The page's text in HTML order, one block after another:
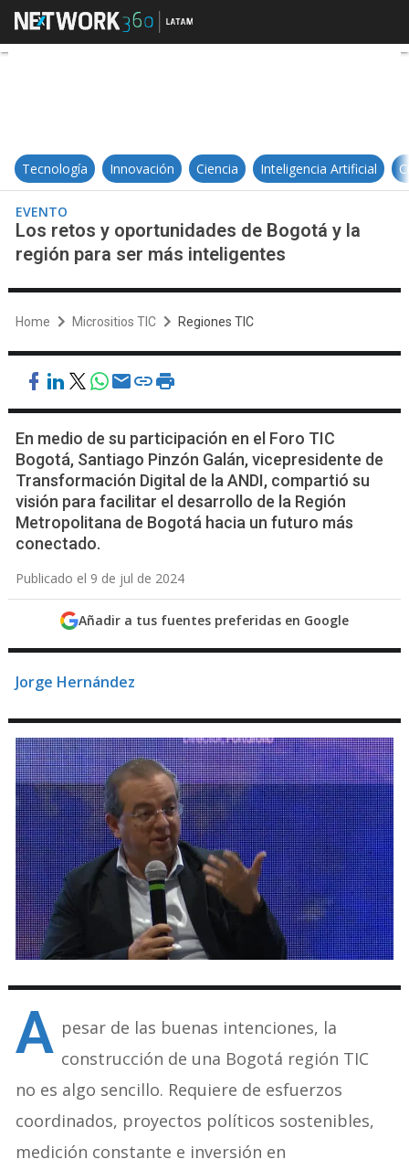
Los retos y oportunidades de
Tecnología Innovación Ciencia Inteligencia Artificial
EVENTO
Los retos y oportunidades de Bogotá y la
región para ser más inteligentes
Home Micrositios TIC Regiones TIC
En medio de su participación en el Foro TIC
Bogotá, Santiago Pinzón Galán, vicepresidente de
Transformación Digital de la ANDI, compartió su
visión para facilitar el desarrollo de la Región
Metropolitana de Bogotá hacia un futuro más
conectado.
Publicado el 9 de jul de 2024
Añadir a tus fuentes preferidas en Google
Jorge Hernández
A pesar de las buenas intenciones, la
construcción de una Bogotá región TIC
no es algo sencillo. Requiere de esfuerzos
coordinados, proyectos políticos sostenibles,
medición constante e inversión en